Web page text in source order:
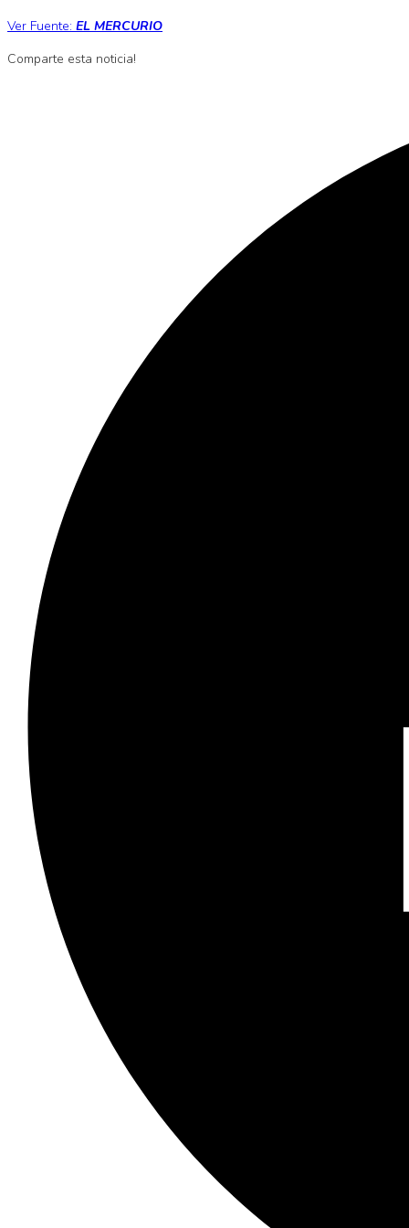
Ver Fuente: EL MERCURIO
Comparte esta noticia!